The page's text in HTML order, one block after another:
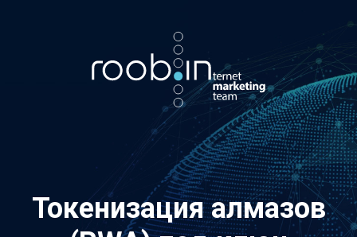
Токенизация алмазов
Хотите также? Пишите в телеграм:
vino_costa